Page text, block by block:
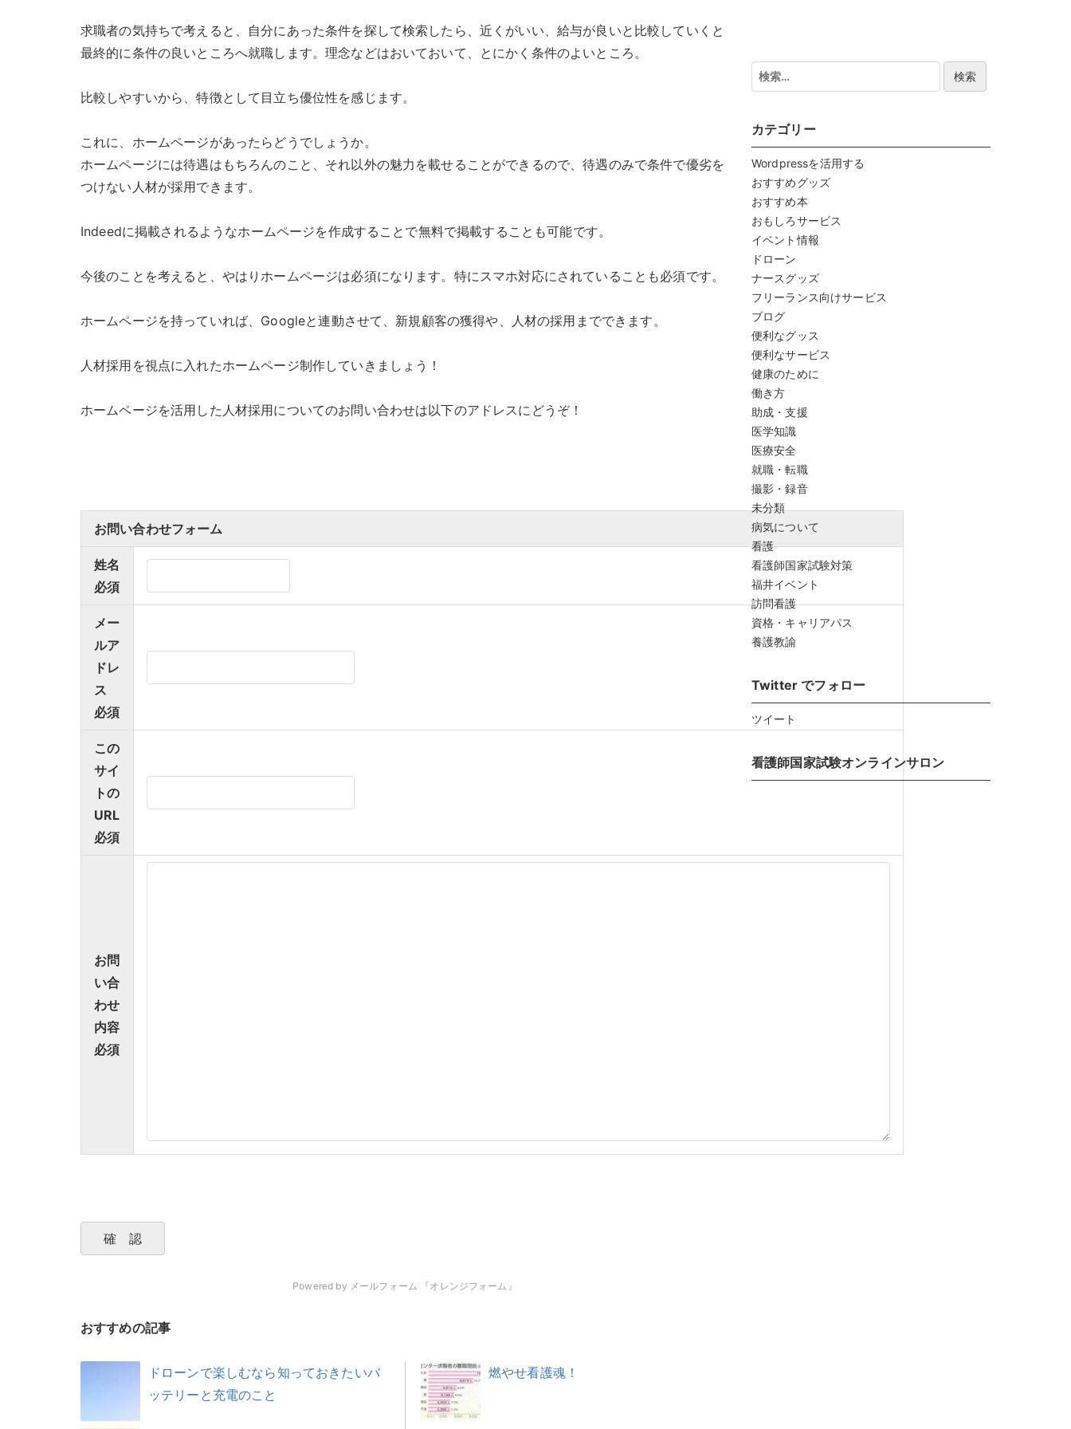
求職者の気持ちで考えると、自分にあった条件を探して検索したら、近くがいい、給与が良いと比較していくと
最終的に条件の良いところへ就職します。理念などはおいておいて、とにかく条件のよいところ。
比較しやすいから、特徴として目立ち優位性を感じます。
これに、ホームページがあったらどうでしょうか。
ホームページには待遇はもちろんのこと、それ以外の魅力を載せることができるので、待遇のみで条件で優劣を
つけない人材が採用できます。
Indeedに掲載されるようなホームページを作成することで無料で掲載することも可能です。
今後のことを考えると、やはりホームページは必須になります。特にスマホ対応にされていることも必須です。
ホームページを持っていれば、Googleと連動させて、新規顧客の獲得や、人材の採用までできます。
人材採用を視点に入れたホームページ制作していきましょう！
ホームページを活用した人材採用についてのお問い合わせは以下のアドレスにどうぞ！
お問い合わせフォーム
姓名
必須
メー
ルア
ドレ
ス
必須
この
サイ
トの
URL
必須
お問
い合
わせ
内容
必須
Powered by メールフォーム 『オレンジフォーム』
おすすめの記事
ドローンで楽しむなら知っておきたいバ
ッテリーと充電のこと
燃やせ看護魂！
検
索:
カテゴリー
Wordpressを活用する
おすすめグッズ
おすすめ本
おもしろサービス
イベント情報
ドローン
ナースグッズ
フリーランス向けサービス
ブログ
便利なグッス
便利なサービス
健康のために
働き方
助成・支援
医学知識
医療安全
就職・転職
撮影・録音
未分類
病気について
看護
看護師国家試験対策
福井イベント
訪問看護
資格・キャリアパス
養護教諭
Twitter でフォロー
ツイート
看護師国家試験オンラインサロン